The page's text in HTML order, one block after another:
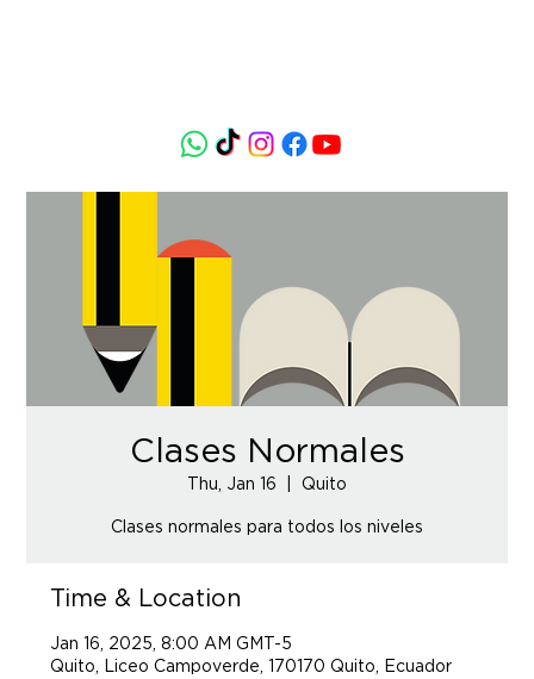
Clases Normales
Thu, Jan 16 Quito
Clases normales para todos los niveles
Time & Location
Jan 16, 2025, 8:00 AM GMT-5
Quito, Liceo Campoverde, 170170 Quito, Ecuador